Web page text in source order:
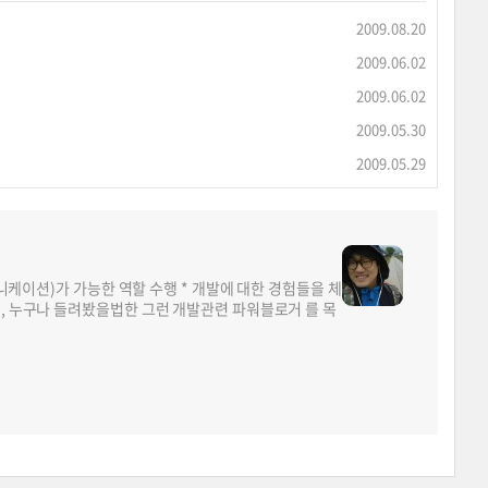
2009.08.20
2009.06.02
2009.06.02
2009.05.30
2009.05.29
이션)가 가능한 역할 수행 * 개발에 대한 경험들을 체
구나 들려봤을법한 그런 개발관련 파워블로거 를 목